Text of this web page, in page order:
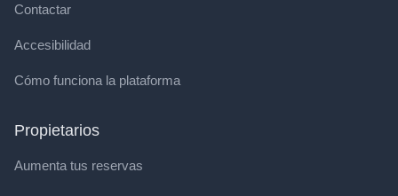
Contactar
Accesibilidad
Cómo funciona la plataforma
Propietarios
Aumenta tus reservas